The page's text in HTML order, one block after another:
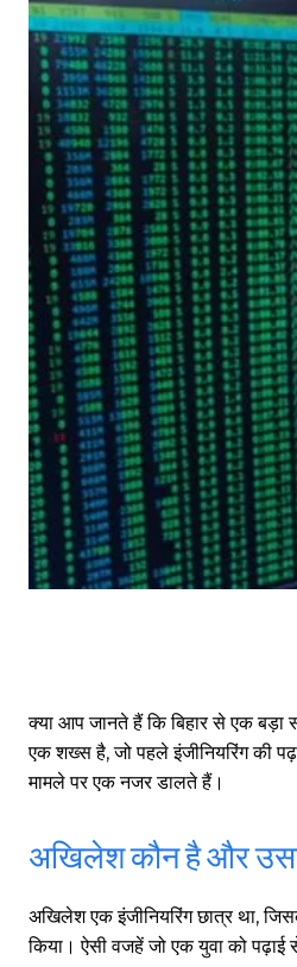
क्या आप जानते हैं कि बिहार से एक बड़ा
एक शख्स है, जो पहले इंजीनियरिंग की
मामले पर एक नजर डालते हैं।
अखिलेश कौन है और
अखिलेश एक इंजीनियरिंग छात्र था,
किया। ऐसी वजहें जो एक युवा को